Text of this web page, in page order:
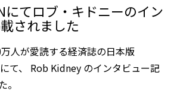
にてロブ・キドニーのイン
されました
人が愛読する経済誌の日本版
て、 Rob Kidney のインタビュー記